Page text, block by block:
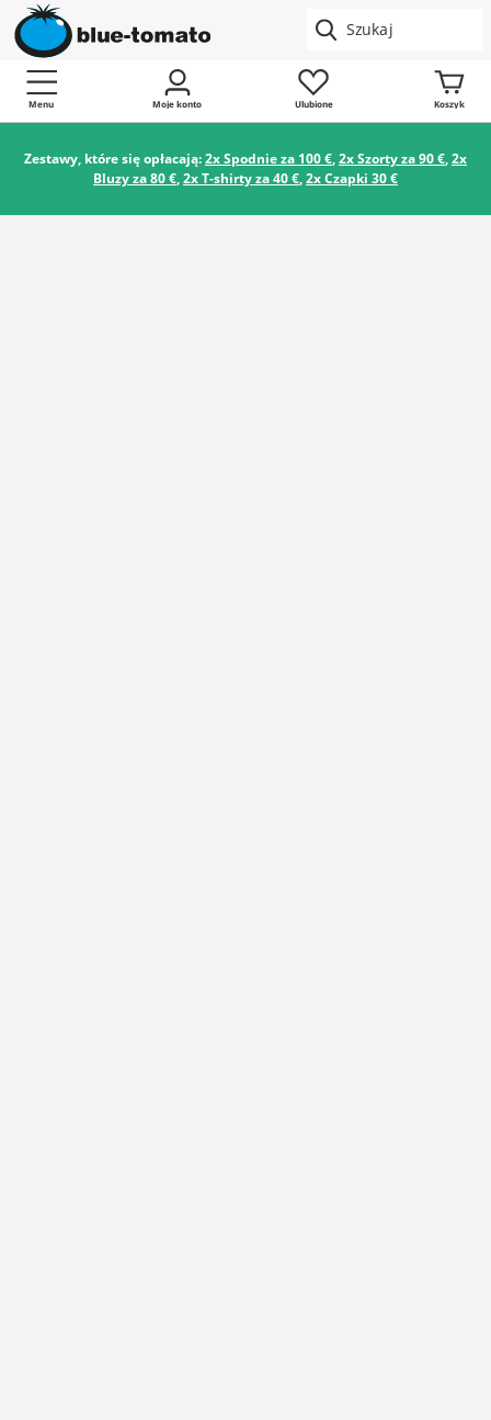
Menu Moje konto Ulubione Koszyk
Zestawy, które się opłacają:2x Spodnie za 100 €,2x Szorty za 90 €,2x
Bluzy za 80 €,2x T-shirty za 40 €,2x Czapki 30 €